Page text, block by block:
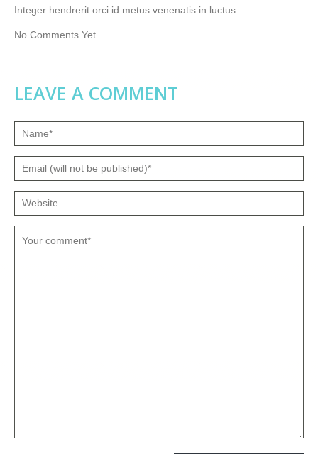
Integer hendrerit orci id metus venenatis in luctus.
No Comments Yet.
LEAVE A COMMENT